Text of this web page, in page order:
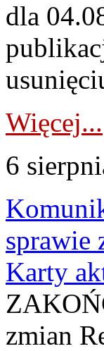
dla
Więcej...
6
sprawie
Karty
zmian